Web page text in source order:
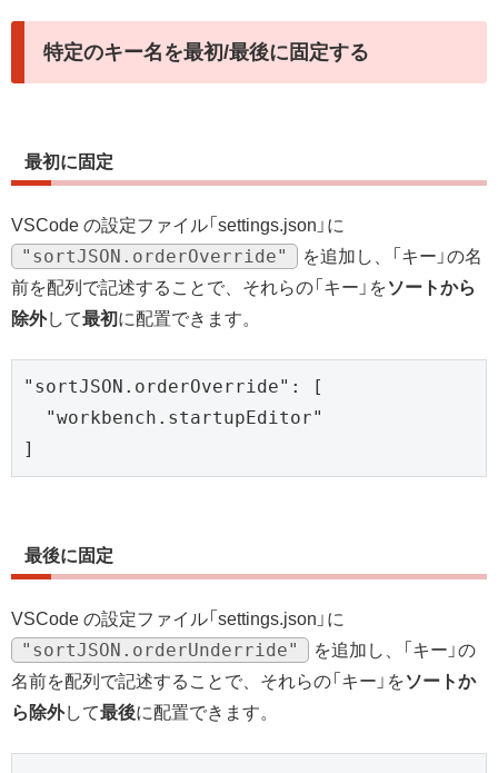
特定のキー名を最初/最後に固定する
最初に固定
VSCode の設定ファイル「settings.json」に
"sortJSON.orderOverride"
を追加し、「キー」の名
前を配列で記述することで、それらの「キー」をソートから
除外して最初に配置できます。
"sortJSON.orderOverride": [
  "workbench.startupEditor"
]
最後に固定
VSCode の設定ファイル「settings.json」に
"sortJSON.orderUnderride"
を追加し、「キー」の
名前を配列で記述することで、それらの「キー」をソートか
ら除外して最後に配置できます。